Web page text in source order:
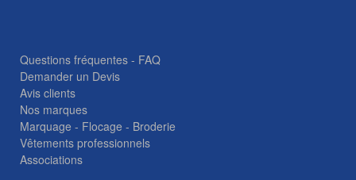
Questions fréquentes - FAQ
Demander un Devis
Avis clients
Nos marques
Marquage - Flocage - Broderie
Vêtements professionnels
Associations